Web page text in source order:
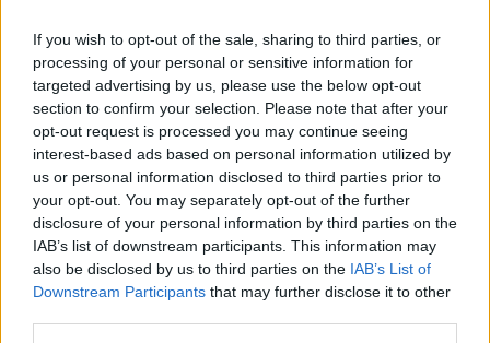
If you wish to opt-out of the sale, sharing to third parties, or
processing of your personal or sensitive information for
targeted advertising by us, please use the below opt-out
section to confirm your selection. Please note that after your
opt-out request is processed you may continue seeing
interest-based ads based on personal information utilized by
us or personal information disclosed to third parties prior to
your opt-out. You may separately opt-out of the further
disclosure of your personal information by third parties on the
IAB’s list of downstream participants. This information may
also be disclosed by us to third parties on the IAB’s List of
Downstream Participants that may further disclose it to other
HOZZÁSZÓLOK A CIKKHEZ